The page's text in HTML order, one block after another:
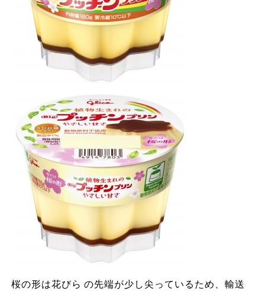
桜の形は花びら の先端が少し尖っているため、輸送